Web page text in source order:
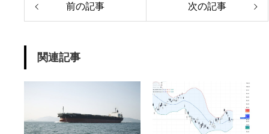
前の記事 次の記事
関連記事